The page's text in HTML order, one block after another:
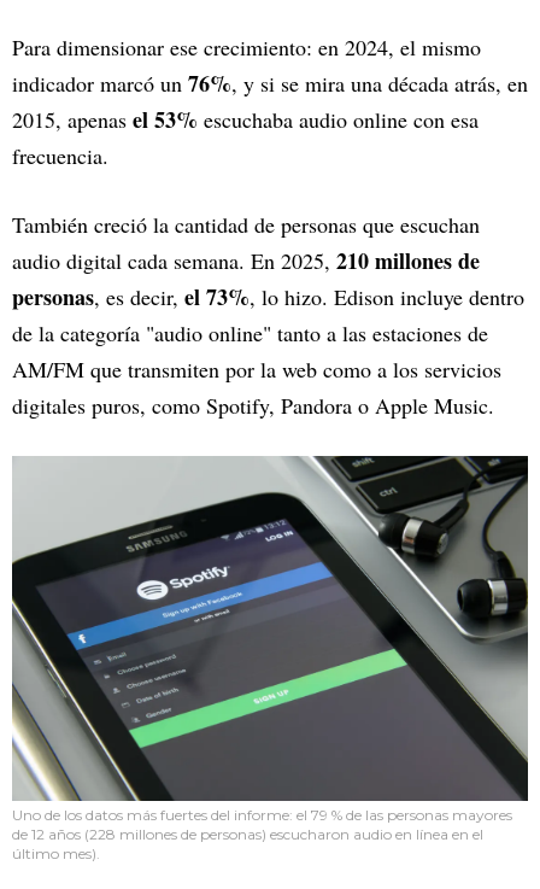
Para dimensionar ese crecimiento: en 2024, el mismo
indicador marcó un 76%, y si se mira una década atrás, en
2015, apenas el 53% escuchaba audio online con esa
frecuencia.
También creció la cantidad de personas que escuchan
audio digital cada semana. En 2025, 210 millones de
personas, es decir, el 73%, lo hizo. Edison incluye dentro
de la categoría "audio online" tanto a las estaciones de
AM/FM que transmiten por la web como a los servicios
digitales puros, como Spotify, Pandora o Apple Music.
Uno de los datos más fuertes del informe: el 79 % de las personas mayores
de 12 años (228 millones de personas) escucharon audio en línea en el
último mes).